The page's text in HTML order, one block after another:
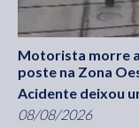
Motorista morre
poste na Zona
Acidente deixou
08/08/2026